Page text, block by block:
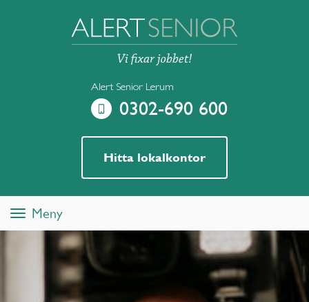
Alert Senior Lerum
0302-690 600
Hitta lokalkontor
ToggleMeny